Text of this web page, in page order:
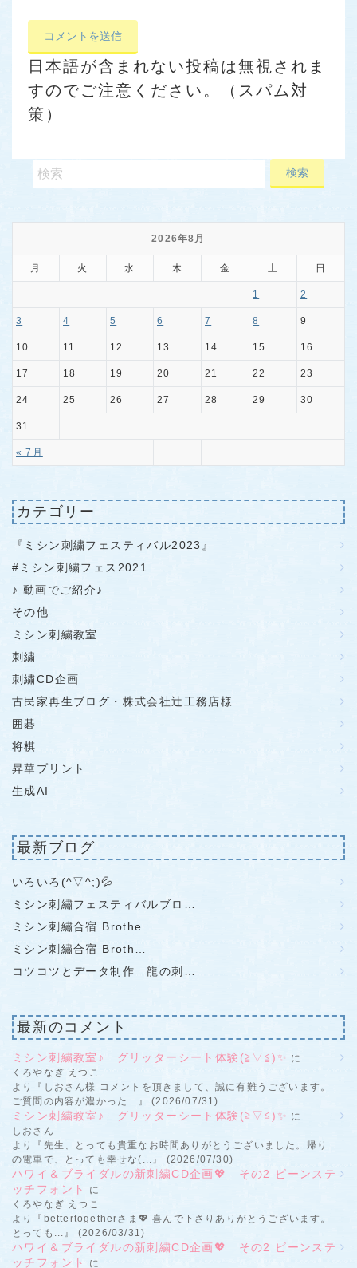
日本語が含まれない投稿は無視されま
すのでご注意ください。（スパム対
策）
2026年8月
月 火 水 木 金 土 日
« 7月
1 2
3 4 5 6 7 8 9
10 11 12 13 14 15 16
17 18 19 20 21 22 23
24 25 26 27 28 29 30
31
カテゴリー
『ミシン刺繍フェスティバル2023』
#ミシン刺繍フェス2021
♪ 動画でご紹介♪
その他
ミシン刺繍教室
刺繍
刺繍CD企画
古民家再生ブログ・株式会社辻工務店様
囲碁
将棋
昇華プリント
生成AI
最新ブログ
いろいろ(^▽^;)💦
ミシン刺繡フェスティバルブロ…
ミシン刺繡合宿 Brothe…
ミシン刺繡合宿 Broth…
コツコツとデータ制作 龍の刺…
最新のコメント
ミシン刺繍教室♪ グリッターシート体験(≧▽≦)✨ に
くろやなぎ えつこ
より『しおさん様 コメントを頂きまして、誠に有難うございます。
ご質問の内容が濃かった...』 (2026/07/31)
ミシン刺繍教室♪ グリッターシート体験(≧▽≦)✨ に
しおさん
より『先生、とっても貴重なお時間ありがとうございました。帰り
の電車で、とっても幸せな(...』 (2026/07/30)
ハワイ＆ブライダルの新刺繍CD企画💖 その2 ビーンステ
ッチフォント
に
くろやなぎ えつこ
より『bettertogetherさま💖 喜んで下さりありがとうございます。
とっても...』 (2026/03/31)
ハワイ＆ブライダルの新刺繍CD企画💖 その2 ビーンステ
ッチフォント
に